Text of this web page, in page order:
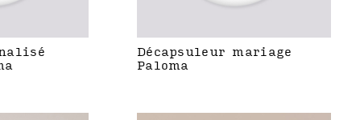
Décapsuleur mariage
Paloma